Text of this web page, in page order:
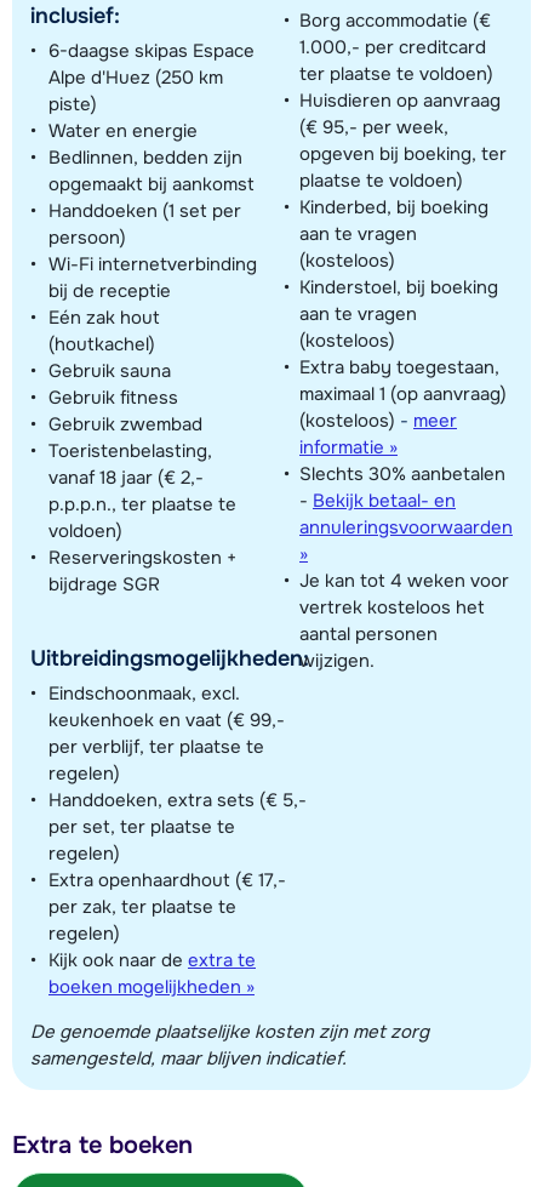
inclusief:
6-daagse skipas Espace
Alpe d'Huez (250 km
piste)
Water en energie
Bedlinnen, bedden zijn
opgemaakt bij aankomst
Handdoeken (1 set per
persoon)
Wi-Fi internetverbinding
bij de receptie
Eén zak hout
(houtkachel)
Gebruik sauna
Gebruik fitness
Gebruik zwembad
Toeristenbelasting,
vanaf 18 jaar (€ 2,-
p.p.p.n., ter plaatse te
voldoen)
Reserveringskosten +
bijdrage SGR
Uitbreidingsmogelijkheden:
Eindschoonmaak, excl.
keukenhoek en vaat (€ 99,-
per verblijf, ter plaatse te
regelen)
Handdoeken, extra sets (€ 5,-
per set, ter plaatse te
regelen)
Extra openhaardhout (€ 17,-
per zak, ter plaatse te
regelen)
Kijk ook naar de extra te
boeken mogelijkheden »
Borg accommodatie (€
1.000,- per creditcard
ter plaatse te voldoen)
Huisdieren op aanvraag
(€ 95,- per week,
opgeven bij boeking, ter
plaatse te voldoen)
Kinderbed, bij boeking
aan te vragen
(kosteloos)
Kinderstoel, bij boeking
aan te vragen
(kosteloos)
Extra baby toegestaan,
maximaal 1 (op aanvraag)
(kosteloos) - meer
informatie »
Slechts 30% aanbetalen
- Bekijk betaal- en
annuleringsvoorwaarden
»
Je kan tot 4 weken voor
vertrek kosteloos het
aantal personen
wijzigen.
De genoemde plaatselijke kosten zijn met zorg
samengesteld, maar blijven indicatief.
Extra te boeken